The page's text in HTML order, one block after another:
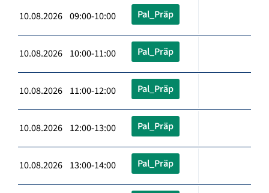
10.08.2026 09:00-10:00 Pal_Präp
10.08.2026 10:00-11:00 Pal_Präp
10.08.2026 11:00-12:00 Pal_Präp
10.08.2026 12:00-13:00 Pal_Präp
10.08.2026 13:00-14:00 Pal_Präp